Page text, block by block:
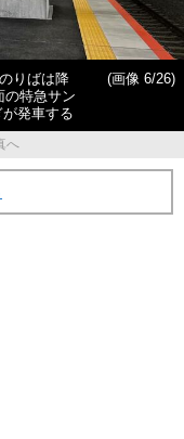
りばは降
の特急サン
発車する
(画像 6/26)
へ